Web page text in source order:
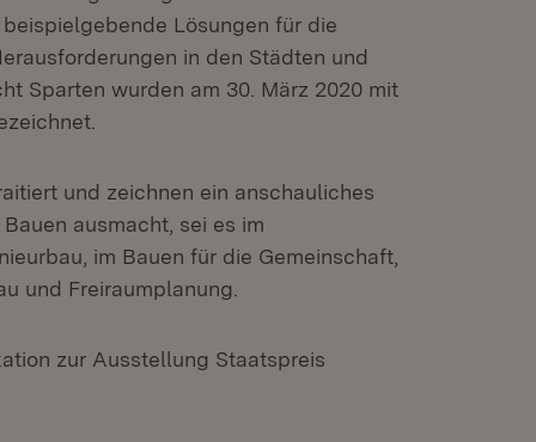
Lösungen für die
in den Städten und
Sparten wurden am 30. März 2020 mit
und zeichnen ein anschauliches
ausmacht, sei es im
im Bauen für die Gemeinschaft,
und Freiraumplanung.
zur Ausstellung Staatspreis